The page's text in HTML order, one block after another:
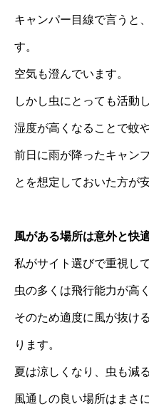
キャンパー目線で言うと
す。
空気も澄んでいます。
しかし虫にとっても活動
湿度が高くなることで蚊
前日に雨が降ったキャン
とを想定しておいた方が
風がある場所は意外と快
私がサイト選びで重視し
虫の多くは飛行能力が高
そのため適度に風が抜け
ります。
夏は涼しくなり、虫も減る
風通しの良い場所はまさ